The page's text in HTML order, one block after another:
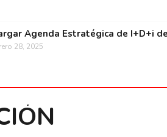
Agenda Estratégica de I+D+i
28, 2025